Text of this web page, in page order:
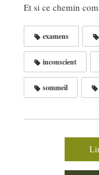
Et si ce chemin
examens
inconscient
sommeil